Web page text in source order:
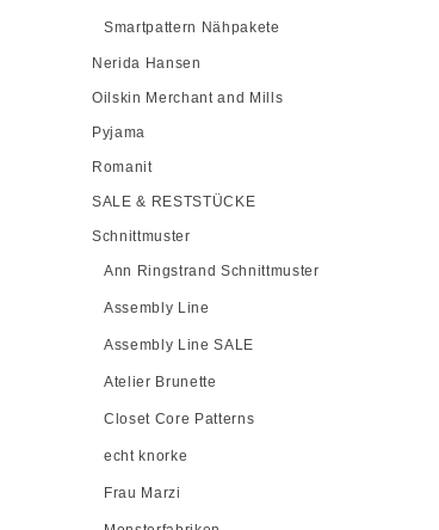
Smartpattern Nähpakete
Nerida Hansen
Oilskin Merchant and Mills
Pyjama
Romanit
SALE & RESTSTÜCKE
Schnittmuster
Ann Ringstrand Schnittmuster
Assembly Line
Assembly Line SALE
Atelier Brunette
Closet Core Patterns
echt knorke
Frau Marzi